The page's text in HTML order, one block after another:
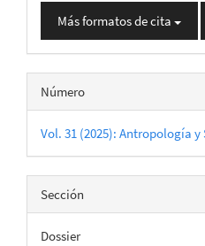
Más formatos de cita
Número
Vol. 31 (2025): Antropología y
Sección
Dossier